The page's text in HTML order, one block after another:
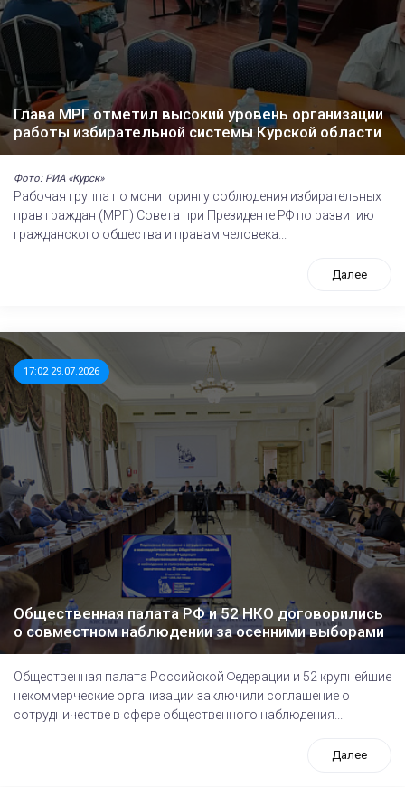
Глава МРГ отметил высокий уровень организации
работы избирательной системы Курской области
Фото: РИА «Курск»
Рабочая группа по мониторингу соблюдения избирательных
прав граждан (МРГ) Совета при Президенте РФ по развитию
гражданского общества и правам человека...
Далее
17:02 29.07.2026
Общественная палата РФ и 52 НКО договорились
о совместном наблюдении за осенними выборами
Общественная палата Российской Федерации и 52 крупнейшие
некоммерческие организации заключили соглашение о
сотрудничестве в сфере общественного наблюдения...
Далее